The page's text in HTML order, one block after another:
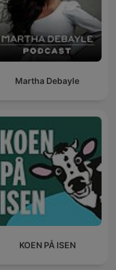
Martha Debayle
KOEN PÅ ISEN